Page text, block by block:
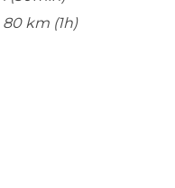
80 km (1h)